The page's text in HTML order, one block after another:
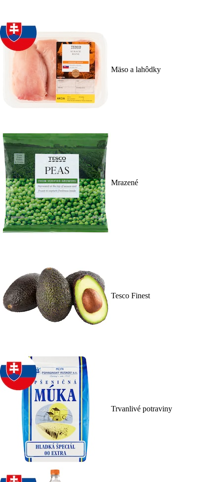
Mäso a lahôdky
Mrazené
Tesco Finest
Trvanlivé potraviny